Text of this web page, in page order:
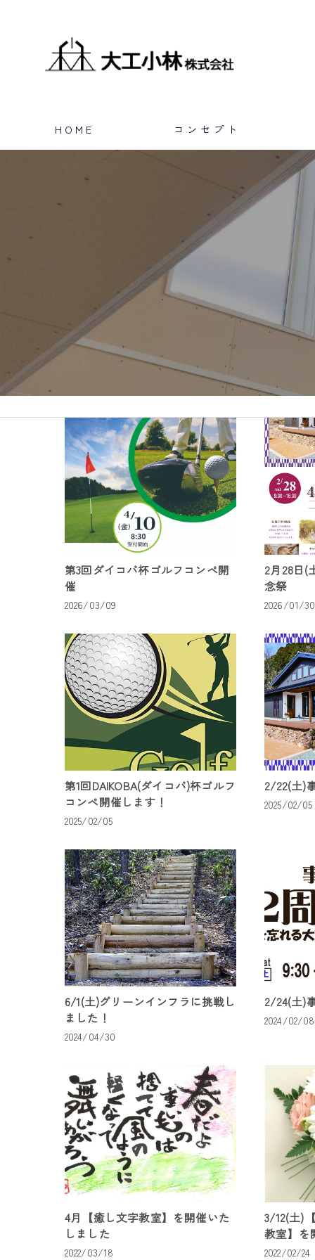
HOME コンセプト
第3回ダイコバ杯ゴルフコンペ開
催
2026/03/09
2月28日(
念祭
2026/01/30
第1回DAIKOBA(ダイコバ)杯ゴルフ
コンペ開催します！
2025/02/05
2/22(土)
2025/02/05
6/1(土)グリーンインフラに挑戦し
ました！
2024/04/30
2/24(土)
2024/02/08
4月【癒し文字教室】を開催いた
しました
2022/03/18
3/12(土)
教室】を
2022/02/24